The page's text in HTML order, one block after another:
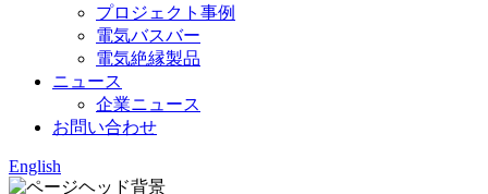
プロジェクト事例
電気バスバー
電気絶縁製品
ニュース
企業ニュース
お問い合わせ
English